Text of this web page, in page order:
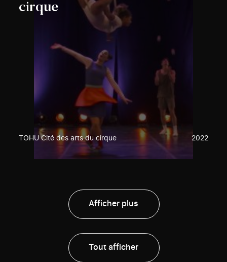
cirque
TOHU Cité des arts du cirque 2022
Afficher plus
Tout afficher